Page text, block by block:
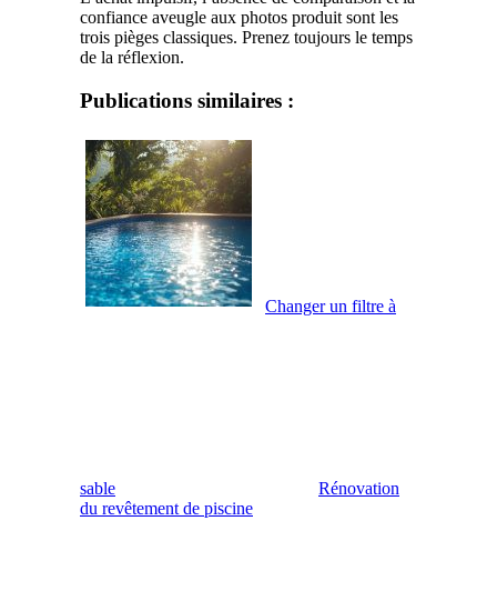
confiance aveugle aux photos produit sont les
trois pièges classiques. Prenez toujours le temps
de la réflexion.
Publications similaires :
Changer un filtre à
sable
Rénovation
du revêtement de piscine